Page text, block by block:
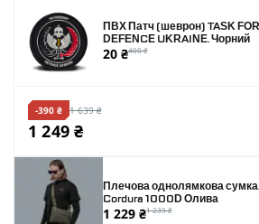
ПВХ Патч (шеврон) TASK
DEFENCE UKRAINE. Чорний
20 ₴400 ₴
-390 ₴ 1 639 ₴
1 249 ₴
Плечова однолямкова
Cordura 1000D Олива
1 229 ₴1 239 ₴